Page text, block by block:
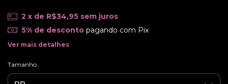
2 x de R$34,95 sem juros
5% de descontopagando com Pix
Ver mais detalhes
Tamanho